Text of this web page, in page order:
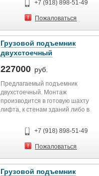
+7 (918) 898-51-49
Пожаловаться
Грузовой подъемник
двухстоечный
227000 руб.
Предлагаемый подъемник
двухстоечный. Монтаж
производится в готовую шахту
лифта, к стенам зданий либо в
Грузоподъемность 400кг;...
+7 (918) 898-51-49
Пожаловаться
Грузовой подъемник